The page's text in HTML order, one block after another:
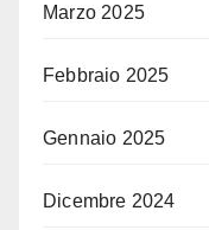
Marzo 2025
Febbraio 2025
Gennaio 2025
Dicembre 2024